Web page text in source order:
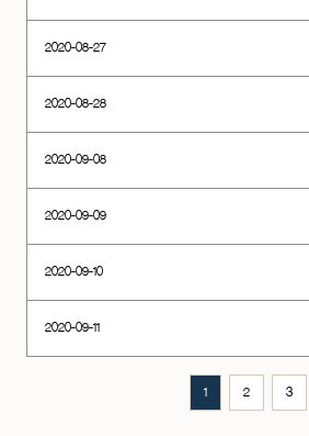
2020-08-27
2020-08-28
2020-09-08
2020-09-09
2020-09-10
2020-09-11
1 2 3